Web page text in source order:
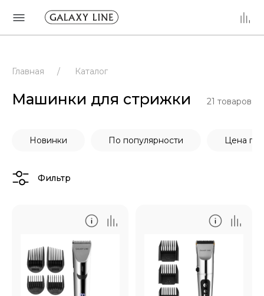
Главная / Каталог
Машинки для стрижки 21 товаров
Фильтр
Новинки По популярности Цена по